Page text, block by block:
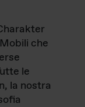
che
le
la nostra